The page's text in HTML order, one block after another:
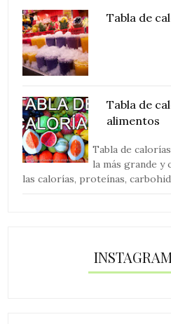
Tabla de
Tabla de
alimentos
Tabla de
la más grande
las calorías, proteínas,